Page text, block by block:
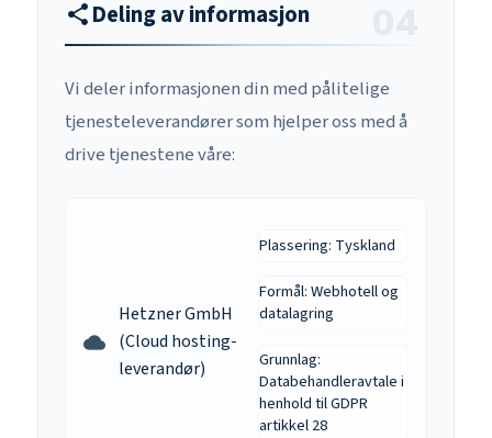
share Deling av informasjon
Vi deler informasjonen din med pålitelige
tjenesteleverandører som hjelper oss med å
drive tjenestene våre:
cloud
Hetzner GmbH
(Cloud hosting-
leverandør)
Plassering: Tyskland
Formål: Webhotell og
datalagring
Grunnlag:
Databehandleravtale i
henhold til GDPR
artikkel 28